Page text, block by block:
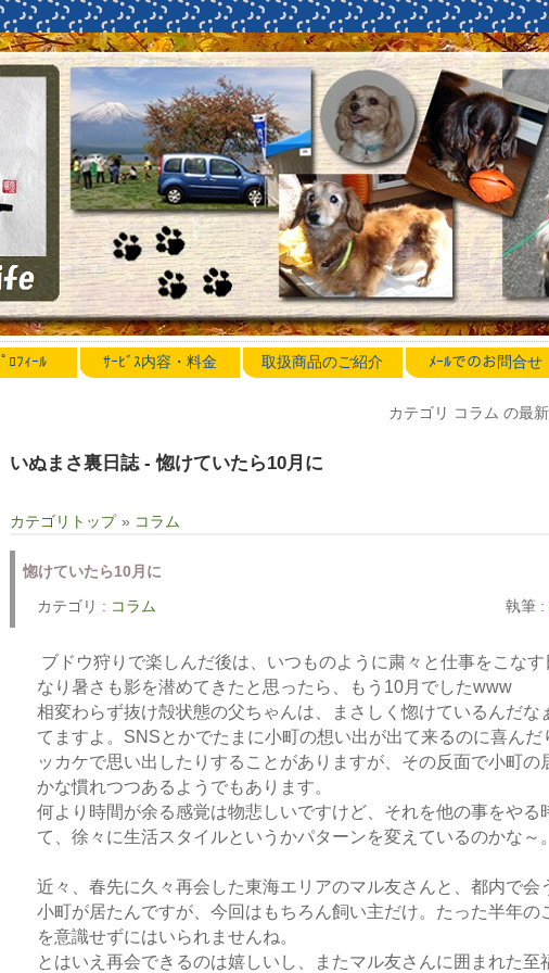
ﾌｨｰﾙ ｻｰﾋﾞｽ内容・料金 取扱商品のご紹介 ﾒｰﾙでのお問合せ
カテゴリ コラム の最
いぬまさ裏日誌 - 惚けていたら10月に
カテゴリトップ » コラム
惚けていたら10月に
カテゴリ : コラム 執筆 :
ブドウ狩りで楽しんだ後は、いつものように粛々と仕事をこな
なり暑さも影を潜めてきたと思ったら、もう10月でしたwww
相変わらず抜け殻状態の父ちゃんは、まさしく惚けているんだな
てますよ。SNSとかでたまに小町の想い出が出て来るのに喜んだ
ッカケで思い出したりすることがありますが、その反面で小町の
かな慣れつつあるようでもあります。
何より時間が余る感覚は物悲しいですけど、それを他の事をやる
て、徐々に生活スタイルというかパターンを変えているのかな～。
近々、春先に久々再会した東海エリアのマル友さんと、都内で会
小町が居たんですが、今回はもちろん飼い主だけ。たった半年の
を意識せずにはいられませんね。
とはいえ再会できるのは嬉しいし、またマル友さんに囲まれた至